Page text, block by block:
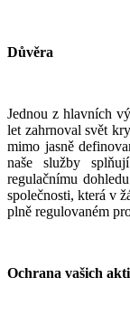
Důvěra
Jednou z hlavních
let zahrnoval svět
mimo jasně
naše služby
regulačnímu
společnosti, která v
plně regulovaném
Ochrana vašich